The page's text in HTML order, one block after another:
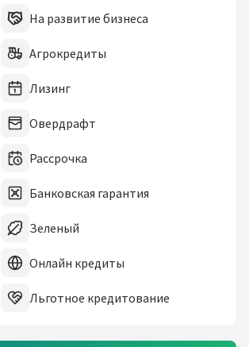
На развитие бизнеса
Агрокредиты
Лизинг
Овердрафт
Рассрочка
Банковская гарантия
Зеленый
Онлайн кредиты
Льготное кредитование